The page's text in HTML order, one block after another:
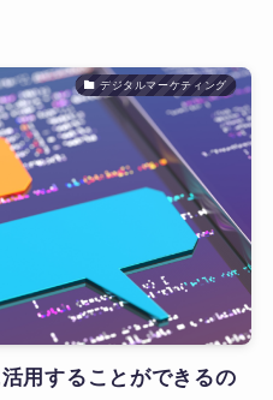
デジタルマーケティング
用することができるの